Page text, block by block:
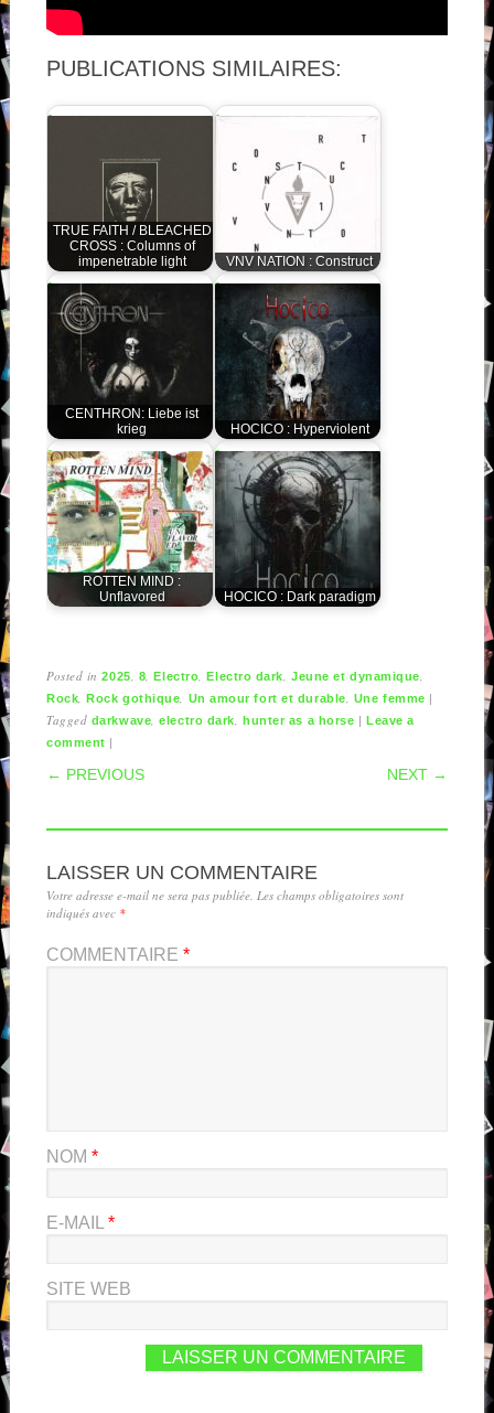
PUBLICATIONS SIMILAIRES:
TRUE FAITH / BLEACHED
CROSS : Columns of
impenetrable light
VNV NATION : Construct
CENTHRON: Liebe ist
krieg
HOCICO : Hyperviolent
ROTTEN MIND :
Unflavored
HOCICO : Dark paradigm
Posted in2025, 8,Electro,Electro dark,Jeune et dynamique,
Rock,Rock gothique, Un amour fort et durable, Une femme |
Tagged darkwave,electro dark,hunter as a horse |Leave a
comment |
POST NAVIGATION
← PREVIOUS NEXT →
LAISSER UN COMMENTAIRE
Votre adresse e-mail ne sera pas publiée. Les champs obligatoires sont
indiqués avec *
COMMENTAIRE *
NOM *
E-MAIL *
SITE WEB